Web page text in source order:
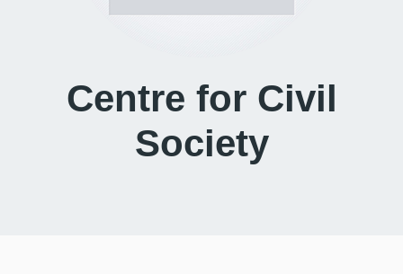
Centre for Civil
Society